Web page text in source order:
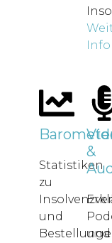
Statistiken
zu
und
&
und